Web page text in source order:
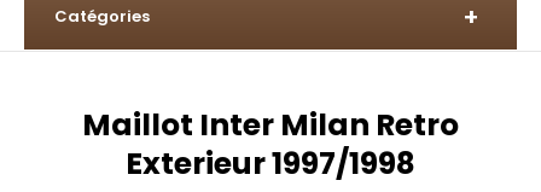
Catégories
Maillot Inter Milan Retro
Exterieur 1997/1998